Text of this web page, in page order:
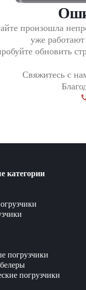
произошла
уже
обновить
Свяжитесь с
категории
погрузчики
погрузчики